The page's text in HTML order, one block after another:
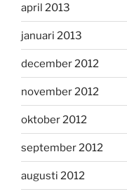
april 2013
januari 2013
december 2012
november 2012
oktober 2012
september 2012
augusti 2012